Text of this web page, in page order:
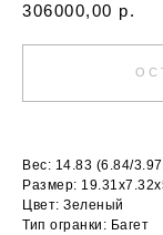
306000,00 р.
Вес: 14.83 (6.84/
Размер:
Цвет: Зеленый
Тип огранки: Багет